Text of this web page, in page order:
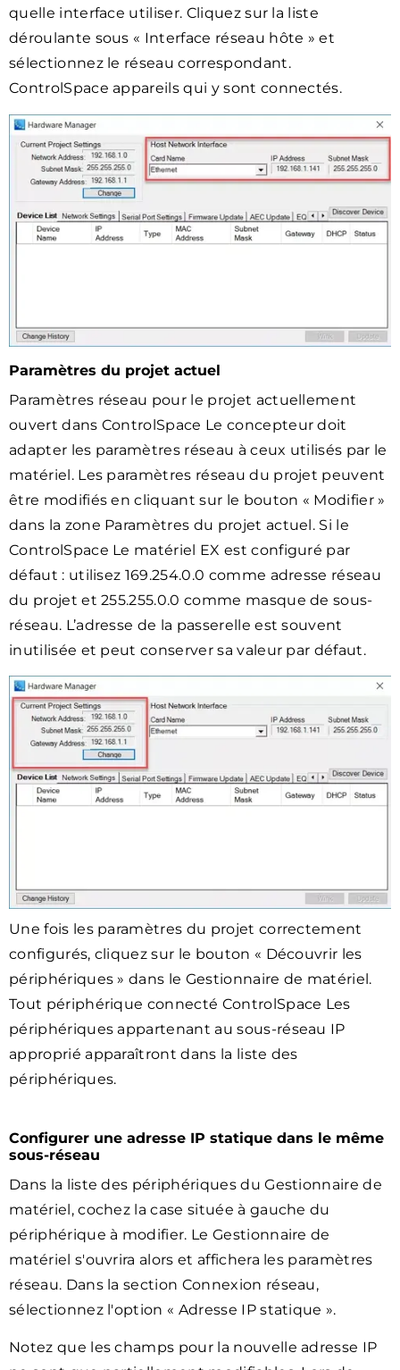
quelle interface utiliser. Cliquez sur la liste
déroulante sous « Interface réseau hôte » et
sélectionnez le réseau correspondant.
ControlSpace appareils qui y sont connectés.
Paramètres du projet actuel
Paramètres réseau pour le projet actuellement
ouvert dans ControlSpace Le concepteur doit
adapter les paramètres réseau à ceux utilisés par le
matériel. Les paramètres réseau du projet peuvent
être modifiés en cliquant sur le bouton « Modifier »
dans la zone Paramètres du projet actuel. Si le
ControlSpace Le matériel EX est configuré par
défaut : utilisez 169.254.0.0 comme adresse réseau
du projet et 255.255.0.0 comme masque de sous-
réseau. L’adresse de la passerelle est souvent
inutilisée et peut conserver sa valeur par défaut.
Une fois les paramètres du projet correctement
configurés, cliquez sur le bouton « Découvrir les
périphériques » dans le Gestionnaire de matériel.
Tout périphérique connecté ControlSpace Les
périphériques appartenant au sous-réseau IP
approprié apparaîtront dans la liste des
périphériques.
Configurer une adresse IP statique dans le même
sous-réseau
Dans la liste des périphériques du Gestionnaire de
matériel, cochez la case située à gauche du
périphérique à modifier. Le Gestionnaire de
matériel s'ouvrira alors et affichera les paramètres
réseau. Dans la section Connexion réseau,
sélectionnez l'option « Adresse IP statique ».
Notez que les champs pour la nouvelle adresse IP